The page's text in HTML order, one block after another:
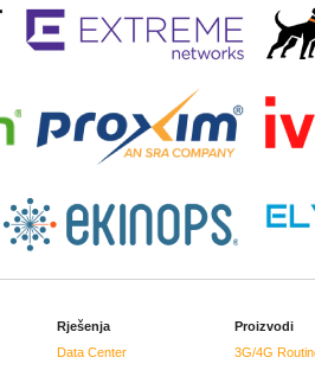
Rješenja
Data Center
Proizvodi
3G/4G